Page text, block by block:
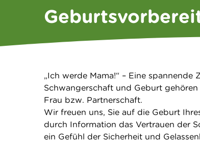
„Ich werde Mama!“ – Eine spannende
Schwangerschaft und Geburt
Frau bzw. Partnerschaft.
Wir freuen uns, Sie auf die Geburt
durch Information das Vertrauen der
ein Gefühl der Sicherheit und